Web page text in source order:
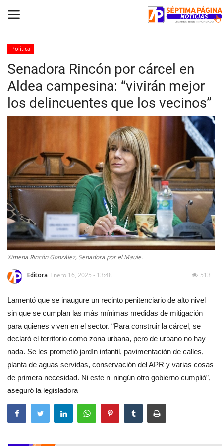
Inicio
Crónica
Policial
Deporte
Política
Espectáculos
Política
Senadora Rincón por cárcel en
Aldea campesina: “vivirán mejor
los delincuentes que los vecinos”
Ximena Rincón González, Senadora por el Maule.
Editora Enero 16, 2025 - 13:48 513
Lamentó que se inaugure un recinto penitenciario de alto nivel
sin que se cumplan las más mínimas medidas de mitigación
para quienes viven en el sector. “Para construir la cárcel, se
declaró el territorio como zona urbana, pero de urbano no hay
nada. Se les prometió jardín infantil, pavimentación de calles,
planta de aguas servidas, conservación del APR y varias cosas
de primera necesidad. Ni este ni ningún otro gobierno cumplió”,
aseguró la legisladora